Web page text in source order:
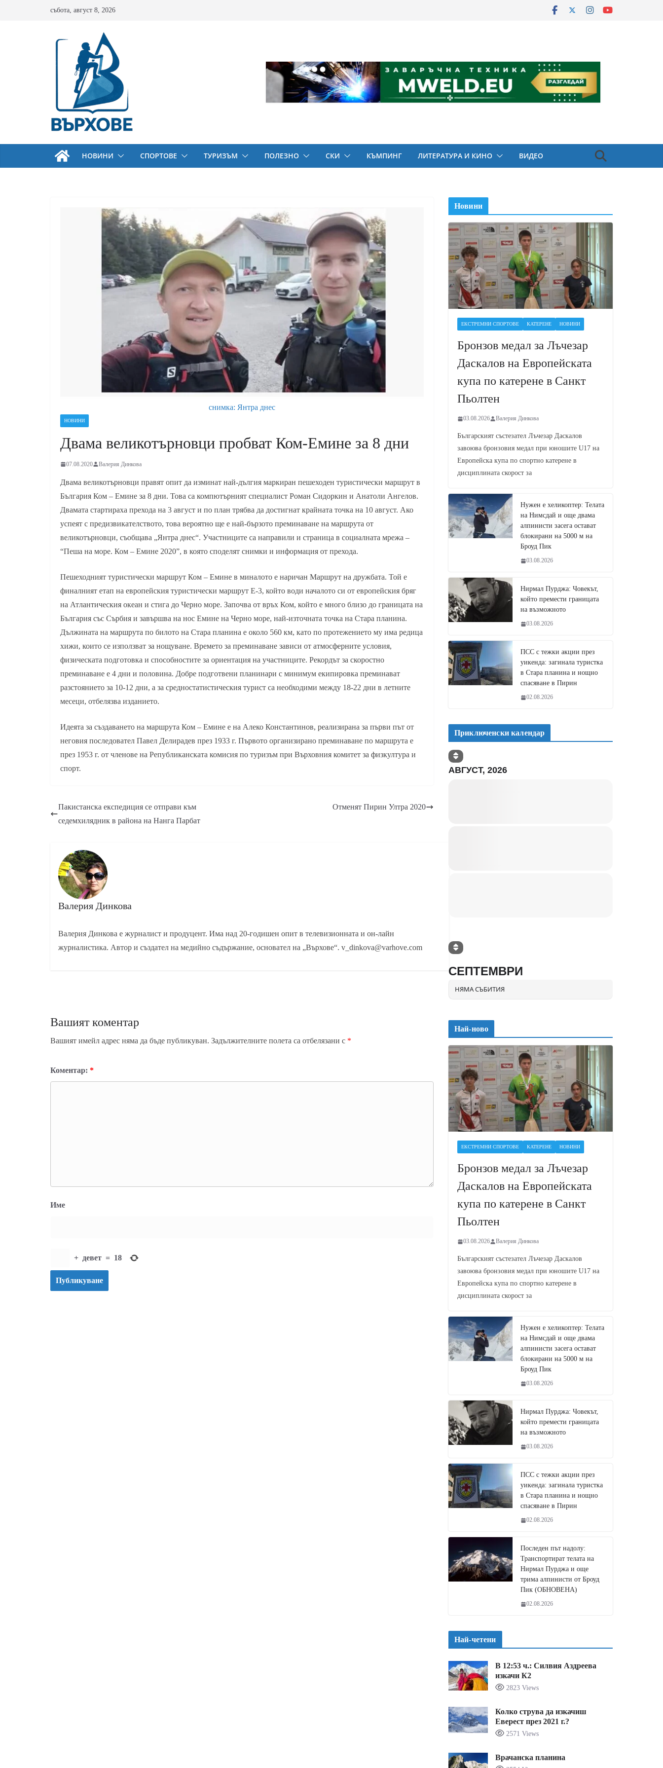
събота, август 8, 2026
НОВИНИ СПОРТОВЕ ТУРИЗЪМ ПОЛЕЗНО СКИ КЪМПИНГ ЛИТЕРАТУРА И КИНО ВИДЕО
снимка: Янтра днес
НОВИНИ
Двама великотърновци пробват Ком-Емине за 8 дни
07.08.2020 Валерия Динкова
Двама великотърновци правят опит да изминат най-дългия маркиран пешеходен туристически маршрут в
България Ком – Емине за 8 дни. Това са компютърният специалист Роман Сидоркин и Анатоли Ангелов.
Двамата стартираха прехода на 3 август и по план трябва да достигнат крайната точка на 10 август. Ако
успеят с предизвикателството, това вероятно ще е най-бързото преминаване на маршрута от
великотърновци, съобщава „Янтра днес“. Участниците са направили и страница в социалната мрежа –
“Пеша на море. Ком – Емине 2020”, в която споделят снимки и информация от прехода.
Пешеходният туристически маршрут Ком – Емине в миналото е наричан Маршрут на дружбата. Той е
финалният етап на европейския туристически маршрут E-3, който води началото си от европейския бряг
на Атлантическия океан и стига до Черно море. Започва от връх Ком, който е много близо до границата на
България със Сърбия и завършва на нос Емине на Черно море, най-източната точка на Стара планина.
Дължината на маршрута по билото на Стара планина е около 560 км, като по протежението му има редица
хижи, които се използват за нощуване. Времето за преминаване зависи от атмосферните условия,
физическата подготовка и способностите за ориентация на участниците. Рекордът за скоростно
преминаване е 4 дни и половина. Добре подготвени планинари с минимум екипировка преминават
разстоянието за 10-12 дни, а за средностатистическия турист са необходими между 18-22 дни в летните
месеци, отбелязва изданието.
Идеята за създаването на маршрута Ком – Емине е на Алеко Константинов, реализирана за първи път от
неговия последовател Павел Делирадев през 1933 г. Първото организирано преминаване по маршрута е
през 1953 г. от членове на Републиканската комисия по туризъм при Върховния комитет за физкултура и
спорт.
Пакистанска експедиция се отправи към
седемхилядник в района на Нанга Парбат
Отменят Пирин Ултра 2020
Валерия Динкова
Валерия Динкова е журналист и продуцент. Има над 20-годишен опит в телевизионната и он-лайн
журналистика. Автор и създател на медийно съдържание, основател на „Върхове“. v_dinkova@varhove.com
Вашият коментар
Вашият имейл адрес няма да бъде публикуван. Задължителните полета са отбелязани с *
Коментар: *
Име
+ девет = 18
Новини
ЕКСТРЕМНИ СПОРТОВЕ КАТЕРЕНЕ НОВИНИ
Бронзов медал за Лъчезар
Даскалов на Европейската
купа по катерене в Санкт
Пьолтен
03.08.2026 Валерия Динкова
Българският състезател Лъчезар Даскалов
завоюва бронзовия медал при юношите U17 на
Европейска купа по спортно катерене в
дисциплината скорост за
Нужен е хеликоптер: Телата
на Нимсдай и още двама
алпинисти засега остават
блокирани на 5000 м на
Броуд Пик
03.08.2026
Нирмал Пурджа: Човекът,
който премести границата
на възможното
03.08.2026
ПСС с тежки акции през
уикенда: загинала туристка
в Стара планина и нощно
спасяване в Пирин
02.08.2026
Приключенски календар
АВГУСТ, 2026
СЕПТЕМВРИ
НЯМА СЪБИТИЯ
Най-ново
ЕКСТРЕМНИ СПОРТОВЕ КАТЕРЕНЕ НОВИНИ
Бронзов медал за Лъчезар
Даскалов на Европейската
купа по катерене в Санкт
Пьолтен
03.08.2026 Валерия Динкова
Българският състезател Лъчезар Даскалов
завоюва бронзовия медал при юношите U17 на
Европейска купа по спортно катерене в
дисциплината скорост за
Нужен е хеликоптер: Телата
на Нимсдай и още двама
алпинисти засега остават
блокирани на 5000 м на
Броуд Пик
03.08.2026
Нирмал Пурджа: Човекът,
който премести границата
на възможното
03.08.2026
ПСС с тежки акции през
уикенда: загинала туристка
в Стара планина и нощно
спасяване в Пирин
02.08.2026
Последен път надолу:
Транспортират телата на
Нирмал Пурджа и още
трима алпинисти от Броуд
Пик (ОБНОВЕНА)
02.08.2026
Най-четени
В 12:53 ч.: Силвия Аздреева
изкачи К2
2823 Views
Колко струва да изкачиш
Еверест през 2021 г.?
2571 Views
Врачанска планина